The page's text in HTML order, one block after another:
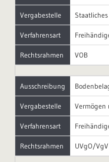
Vergabestelle
Verfahrensart
Rechtsrahmen VOB
Ausschreibung
Vergabestelle Vermögen
Verfahrensart
Rechtsrahmen UVgO/VgV